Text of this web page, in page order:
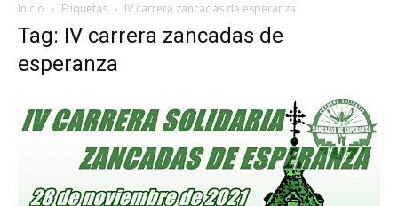
Inicio
Etiquetas IV carrera zancadas de esperanza
Tag: IV carrera zancadas de
esperanza